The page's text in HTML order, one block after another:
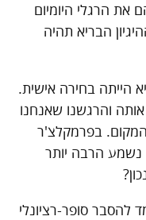
את הרגלי היומיום
הבריא תהיה
הייתה בחירה אישית.
והרגשנו שאנחנו
בפרמקלצ'ר
נשמע הרבה יותר
להסבר סופר-רציונלי